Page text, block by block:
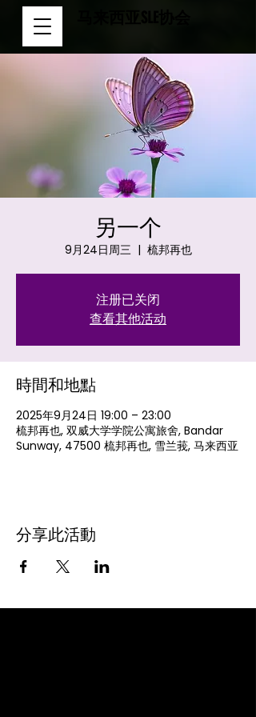
另一个
9月24日周三
  |
梳邦再也
注册已关闭
查看其他活动
時間和地點
2025年9月24日 19:00 – 23:00
梳邦再也, 双威大学学院公寓旅舍, Bandar
Sunway, 47500 梳邦再也, 雪兰莪, 马来西亚
分享此活動